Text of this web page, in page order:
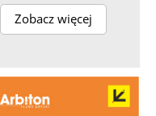
Zobacz więcej